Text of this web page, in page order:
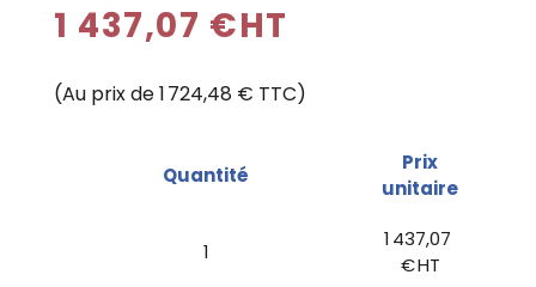
1 437,07 €HT
(Au prix de 1 724,48 € TTC)
Quantité
Prix
unitaire
1
1 437,07
€ HT